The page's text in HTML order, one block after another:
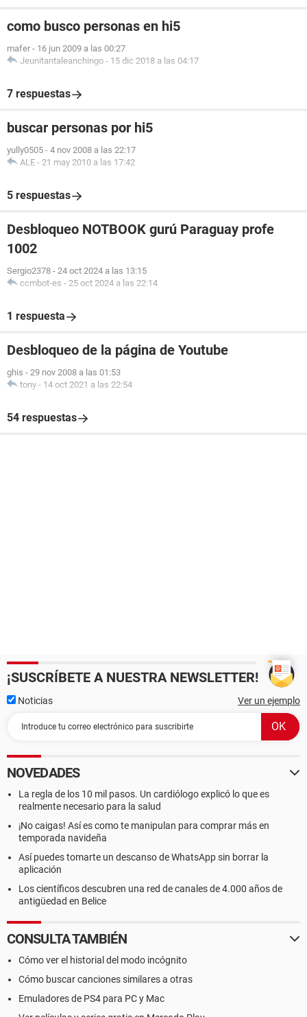
como busco personas en hi5
mafer - 16 jun 2009 a las 00:27
Jeunitantaleanchingo - 15 dic 2018 a las 04:17
7 respuestas
buscar personas por hi5
yully0505 - 4 nov 2008 a las 22:17
ALE - 21 may 2010 a las 17:42
5 respuestas
Desbloqueo NOTBOOK gurú Paraguay profe
1002
Sergio2378 - 24 oct 2024 a las 13:15
ccmbot-es - 25 oct 2024 a las 22:14
1 respuesta
Desbloqueo de la página de Youtube
ghis - 29 nov 2008 a las 01:53
tony - 14 oct 2021 a las 22:54
54 respuestas
¡SUSCRÍBETE A NUESTRA NEWSLETTER!
Noticias Ver un ejemplo
NOVEDADES
La regla de los 10 mil pasos. Un cardiólogo explicó lo que es
realmente necesario para la salud
¡No caigas! Así es como te manipulan para comprar más en
temporada navideña
Así puedes tomarte un descanso de WhatsApp sin borrar la
aplicación
Los científicos descubren una red de canales de 4.000 años de
antigüedad en Belice
CONSULTA TAMBIÉN
Cómo ver el historial del modo incógnito
Cómo buscar canciones similares a otras
Emuladores de PS4 para PC y Mac